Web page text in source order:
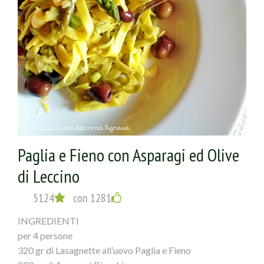
Paglia e Fieno con Asparagi ed Olive
di Leccino
5124 con 1281
INGREDIENTI
per 4 persone
320 gr di Lasagnette all’uovo Paglia e Fieno